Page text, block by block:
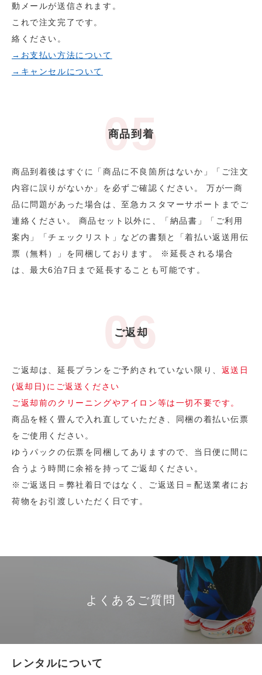
動メールが送信されます。
これで注文完了です。
絡ください。
→お支払い方法について
→キャンセルについて
商品到着
商品到着後はすぐに「商品に不良箇所はないか」「ご注文
内容に誤りがないか」を必ずご確認ください。 万が一商
品に問題があった場合は、至急カスタマーサポートまでご
連絡ください。 商品セット以外に、「納品書」「ご利用
案内」「チェックリスト」などの書類と「着払い返送用伝
票（無料）」を同梱しております。 ※延長される場合
は、最大6泊7日まで延長することも可能です。
ご返却
ご返却は、延長プランをご予約されていない限り、 返送日
(返却日)にご返送ください
ご返却前のクリーニングやアイロン等は一切不要です。
商品を軽く畳んで入れ直していただき、同梱の着払い伝票
をご使用ください。
ゆうパックの伝票を同梱してありますので、当日便に間に
合うよう時間に余裕を持ってご返却ください。
※ご返送日＝弊社着日ではなく、ご返送日＝配送業者にお
荷物をお引渡しいただく日です。
よくあるご質問
レンタルについて